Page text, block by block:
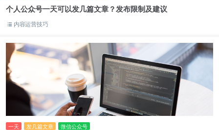
个人公众号一天可以发几篇文章？发布限制及建议
内容运营技巧
一天 发几篇文章 微信公众号